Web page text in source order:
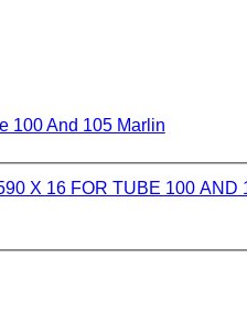
100 And 105 Marlin